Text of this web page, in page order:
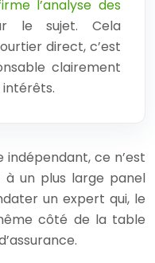
l’analyse des
le sujet. Cela
direct, c’est
clairement
ce n’est
un plus large panel
un expert qui, le
côté de la table